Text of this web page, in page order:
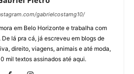
gabrielcostamg10/
em Belo Horizonte e trabalha com
De lá pra cá, já escreveu em blogs de
direito, viagens, animais e até moda,
mil textos assinados até aqui.